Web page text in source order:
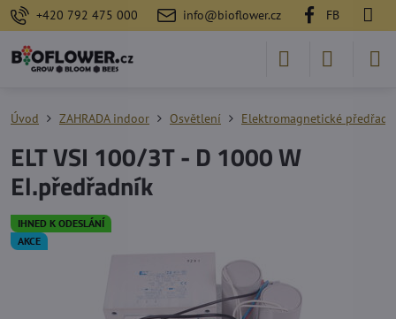
+420 792 475 000 info@bioflower.cz FB
IHNED K ODESLÁNÍ
AKCE
Úvod ZAHRADA indoor Osvětlení Elektromagnetické
ELT VSI 100/3T - D 1000 W
El.předřadník